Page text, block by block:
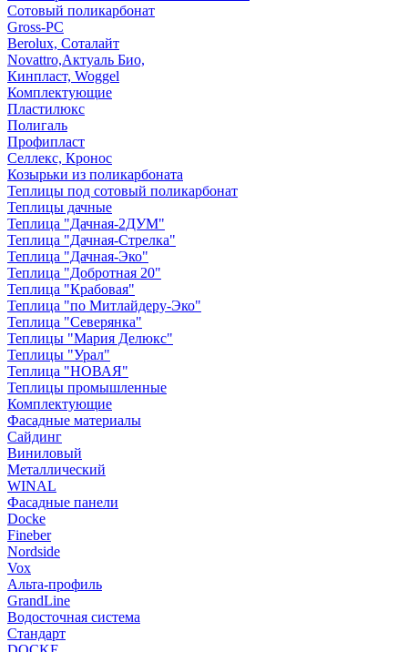
Сотовый поликарбонат
Gross-PC
Berolux, Соталайт
Novattro,Актуаль Био,
Кинпласт, Woggel
Комплектующие
Пластилюкс
Полигаль
Профипласт
Селлекс, Кронос
Козырьки из поликарбоната
Теплицы под сотовый поликарбонат
Теплицы дачные
Теплица "Дачная-2ДУМ"
Теплица "Дачная-Стрелка"
Теплица "Дачная-Эко"
Теплица "Добротная 20"
Теплица "Крабовая"
Теплица "по Митлайдеру-Эко"
Теплица "Северянка"
Теплицы "Мария Делюкс"
Теплицы "Урал"
Теплица "НОВАЯ"
Теплицы промышленные
Комплектующие
Фасадные материалы
Сайдинг
Виниловый
Металлический
WINAL
Фасадные панели
Docke
Fineber
Nordside
Vox
Альта-профиль
GrandLine
Водосточная система
Стандарт